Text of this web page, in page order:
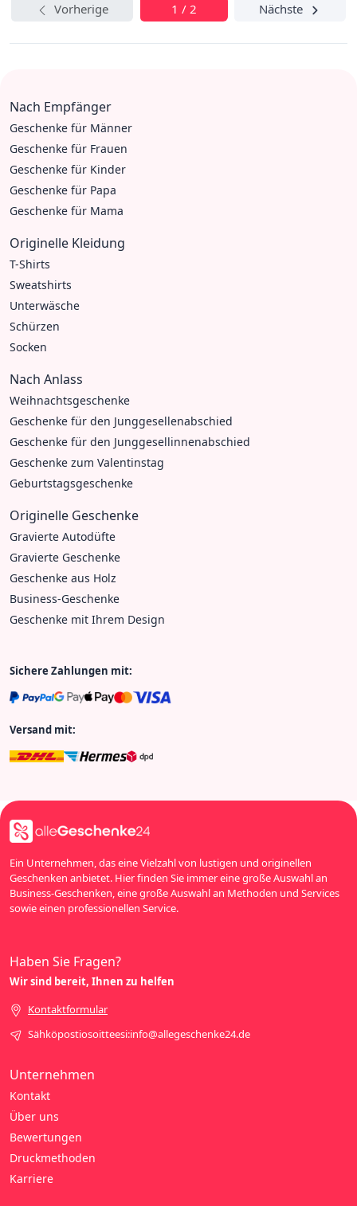
Vorherige 1 / 2 Nächste
Nach Empfänger
Geschenke für Männer
Geschenke für Frauen
Geschenke für Kinder
Geschenke für Papa
Geschenke für Mama
Originelle Kleidung
T-Shirts
Sweatshirts
Unterwäsche
Schürzen
Socken
Nach Anlass
Weihnachtsgeschenke
Geschenke für den Junggesellenabschied
Geschenke für den Junggesellinnenabschied
Geschenke zum Valentinstag
Geburtstagsgeschenke
Originelle Geschenke
Gravierte Autodüfte
Gravierte Geschenke
Geschenke aus Holz
Business-Geschenke
Geschenke mit Ihrem Design
Sichere Zahlungen mit:
Versand mit:
Ein Unternehmen, das eine Vielzahl von lustigen und originellen
Geschenken anbietet. Hier finden Sie immer eine große Auswahl an
Business-Geschenken, eine große Auswahl an Methoden und Services
sowie einen professionellen Service.
Unternehmen
Kontakt
Über uns
Bewertungen
Druckmethoden
Karriere
Haben Sie Fragen?
Wir sind bereit, Ihnen zu helfen
Kontaktformular
Sähköpostiosoitteesi:info@allegeschenke24.de